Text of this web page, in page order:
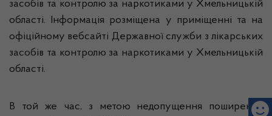
засобів та контролю за наркотиками у Хмельницькій
області. Інформація розміщена у приміщенні та на
офіційному вебсайті Державної служби з лікарських
засобів та контролю за наркотиками у Хмельницькій
області.
В той же час, з метою недопущення поширення